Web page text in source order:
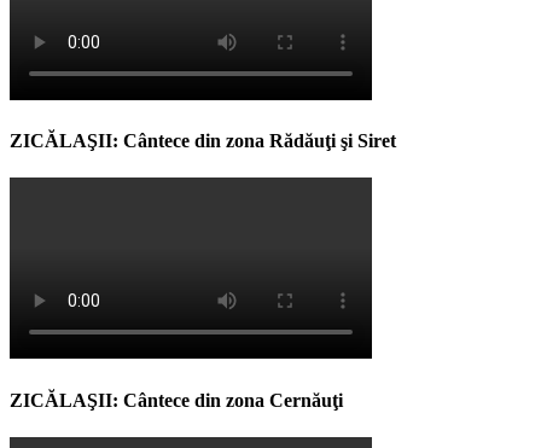
ZICĂLAŞII: Cântece din zona Rădăuţi şi Siret
ZICĂLAŞII: Cântece din zona Cernăuţi